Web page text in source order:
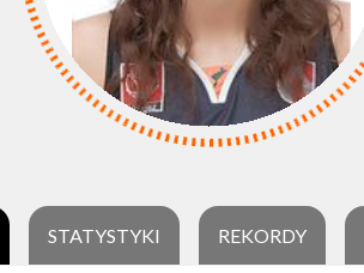
STATYSTYKI REKORDY